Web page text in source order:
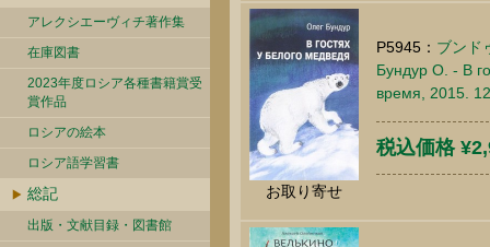
アレクシエーヴィチ著作集
在庫図書
2023年度ロシア各種書籍賞受
賞作品
ロシアの絵本
ロシア語学習書
総記
出版・文献目録・図書館
お取り寄せ
P5945： ブンド
Бундур О. - В
время, 2015.
税込価格